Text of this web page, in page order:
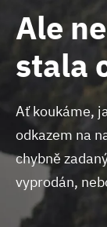
Ale
stala
Ať koukáme,
odkazem na
chybně
vyprodán,